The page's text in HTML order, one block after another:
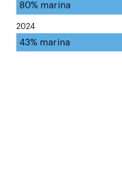
80% marina
2024
43% marina